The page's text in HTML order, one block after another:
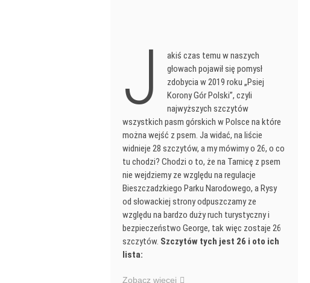
J
akiś czas temu w naszych
głowach pojawił się pomysł
zdobycia w 2019 roku „Psiej
Korony Gór Polski”, czyli
najwyższych szczytów
wszystkich pasm górskich w Polsce na które
można wejść z psem. Ja widać, na liście
widnieje 28 szczytów, a my mówimy o 26, o co
tu chodzi? Chodzi o to, że na Tarnicę z psem
nie wejdziemy ze względu na regulacje
Bieszczadzkiego Parku Narodowego, a Rysy
od słowackiej strony odpuszczamy ze
względu na bardzo duży ruch turystyczny i
bezpieczeństwo George, tak więc zostaje 26
szczytów. Szczytów tych jest 26 i oto ich
lista:
Zobacz więcej